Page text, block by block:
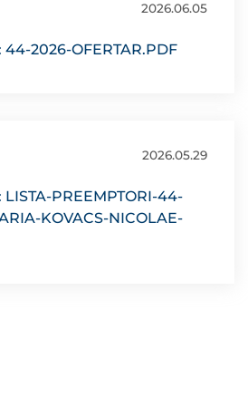
2026.06.05
44-2026-OFERTAR.PDF
2026.05.29
PREEMPTORI-44-
KOVACS-NICOLAE-